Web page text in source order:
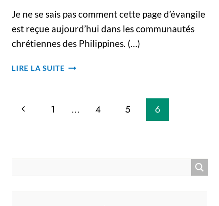
Je ne se sais pas comment cette page d’évangile
est reçue aujourd’hui dans les communautés
chrétiennes des Philippines. (…)
LIRE LA SUITE IL
PIERRE
Navigation
Page
1 … 4 5 6